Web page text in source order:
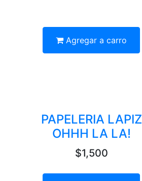
Agregar a carro
PAPELERIA LAPIZ
OHHH LA LA!
$1,500